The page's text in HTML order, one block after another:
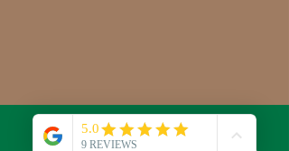
Abonnez-vous à notre newsletter